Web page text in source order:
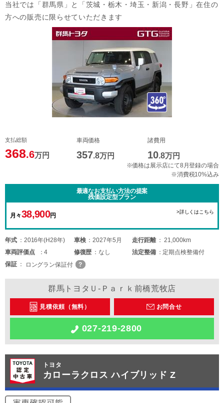
当社では「群馬県」と「茨城・栃木・埼玉・新潟・長野」在住の
方への販売に限らせていただきます
支払総額
368.6万円
車両価格
357.8万円
諸費用
10.8万円
※価格は展示店にて8月登録の場合
※消費税10%込み
最適なお支払い方法の提案
残価設定型プラン
月々38,900円
>詳しくはこちら
年式 2016年(H28年) 車検 2027年5月 走行距離
21,000km
車両評価点 4 修復歴 なし 法定整備
定期点検整備付
保証
ロングラン保証付
群馬トヨタＵ-Ｐａｒｋ前橋荒牧店
見積依頼（無料） お問合せ
027-219-2800
トヨタ
カローラクロス ハイブリッド Z